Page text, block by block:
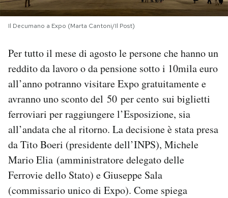
I MIEI PREFERITI
SHOP
CALENDARIO
AREA PERSONALE
Area Personale
Newsletter
Notifiche mobile
Regala il Post
Il Decumano a Expo (Marta Cantoni/Il Post)
Per tutto il mese di agosto le persone che hanno un
reddito da lavoro o da pensione sotto i 10mila euro
all’anno potranno visitare Expo gratuitamente e
avranno uno sconto del 50 per cento sui biglietti
ferroviari per raggiungere l’Esposizione, sia
all’andata che al ritorno. La decisione è stata presa
da Tito Boeri (presidente dell’INPS), Michele
Mario Elia (amministratore delegato delle
Ferrovie dello Stato) e Giuseppe Sala
(commissario unico di Expo). Come spiega